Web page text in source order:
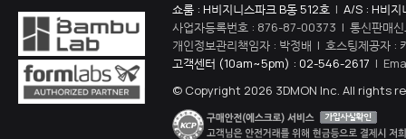
쇼룸 : H비지니스파크 B동 512호 | A/S : H비지
사업자등록번호 : 876-87-00373 | 통신판매
개인정보관리책임자 : 박정배 | 호스팅제공자 :
고객센터 (10am~5pm) : 02-546-2617 |
© Copyright 2026 3DMON Inc. All rights